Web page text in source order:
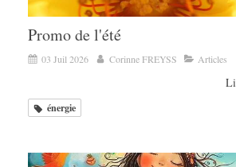
Promo de l'été
03 Juil 2026 Corinne FREYSS Articles
énergie